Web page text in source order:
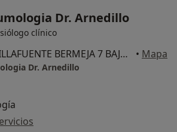
Dr. Arnedillo
clínico
C/ CONDESA VILLAFUENTE BERMEJA 7 BAJO IZDA, Cádiz • Mapa
Dr. Arnedillo